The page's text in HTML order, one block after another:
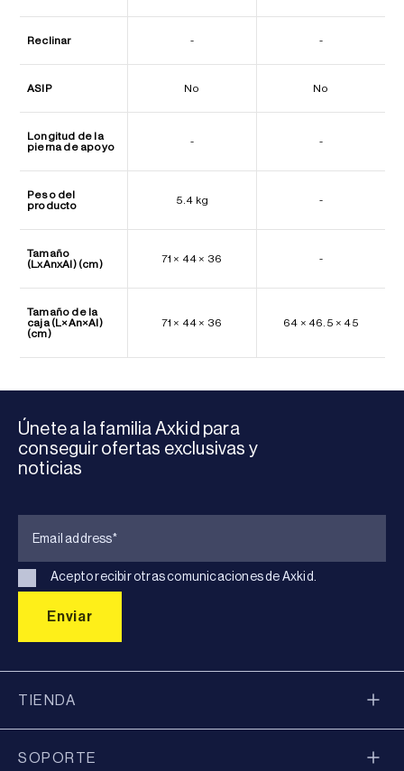
Reclinar - -
ASIP No No
Longitud de la
pierna de apoyo
- -
Peso del
producto
5.4 kg -
Tamaño
(LxAnxAl) (cm)
71 × 44 × 36 -
Tamaño de la
caja (L×An×Al)
(cm)
71 × 44 × 36 64 × 46.5 × 45
Únete a la familia Axkid para
conseguir ofertas exclusivas y
noticias
Acepto recibir otras comunicaciones de Axkid.
TIENDA
SOPORTE